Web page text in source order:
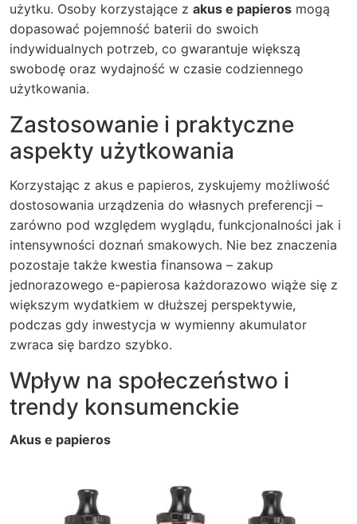
użytku. Osoby korzystające z akus e papieros mogą
dopasować pojemność baterii do swoich
indywidualnych potrzeb, co gwarantuje większą
swobodę oraz wydajność w czasie codziennego
użytkowania.
Zastosowanie i praktyczne
aspekty użytkowania
Korzystając z akus e papieros, zyskujemy możliwość
dostosowania urządzenia do własnych preferencji –
zarówno pod względem wyglądu, funkcjonalności jak i
intensywności doznań smakowych. Nie bez znaczenia
pozostaje także kwestia finansowa – zakup
jednorazowego e-papierosa każdorazowo wiąże się z
większym wydatkiem w dłuższej perspektywie,
podczas gdy inwestycja w wymienny akumulator
zwraca się bardzo szybko.
Wpływ na społeczeństwo i
trendy konsumenckie
Akus e papieros